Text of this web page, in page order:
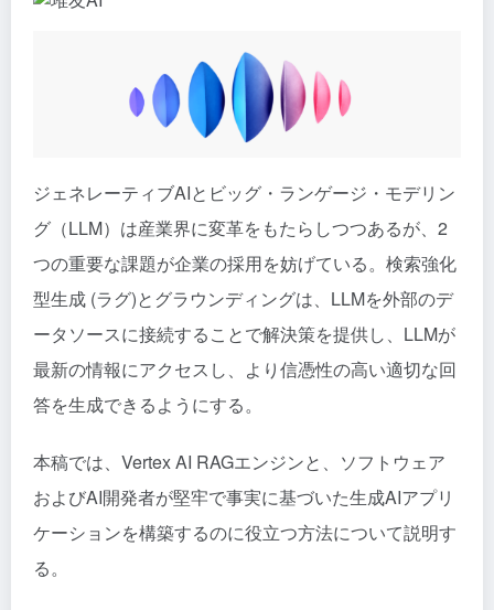
ジェネレーティブAIとビッグ・ランゲージ・モデリン
グ（LLM）は産業界に変革をもたらしつつあるが、2
つの重要な課題が企業の採用を妨げている。検索強化
型生成 (ラグ)とグラウンディングは、LLMを外部のデ
ータソースに接続することで解決策を提供し、LLMが
最新の情報にアクセスし、より信憑性の高い適切な回
答を生成できるようにする。
本稿では、Vertex AI RAGエンジンと、ソフトウェア
およびAI開発者が堅牢で事実に基づいた生成AIアプリ
ケーションを構築するのに役立つ方法について説明す
る。